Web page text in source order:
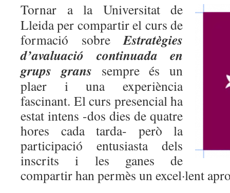
Tornar a la Universitat de
Lleida per compartir el curs de
formació sobreEstratègies
d’avaluació continuada en
grups grans sempre és un
plaer i una experiència
fascinant. El curs presencial ha
estat intens -dos dies de quatre
hores cada tarda- però la
participació entusiasta dels
inscrits i les ganes de
compartir han permès un excel·lent